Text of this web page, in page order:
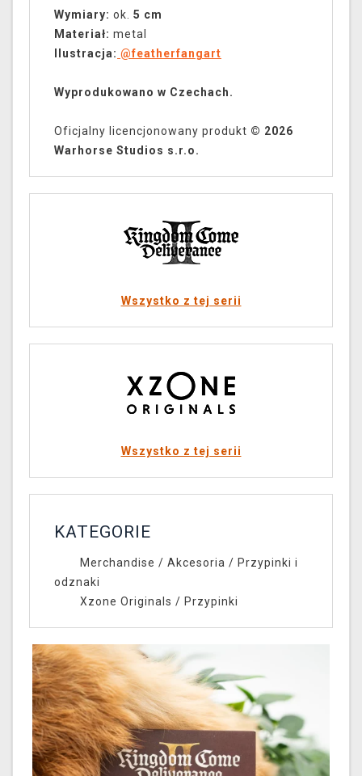
Wymiary: ok. 5 cm
Materiał: metal
Ilustracja: @featherfangart
Wyprodukowano w Czechach.
Oficjalny licencjonowany produkt © 2026
Warhorse Studios s.r.o.
Wszystko z tej serii
Wszystko z tej serii
KATEGORIE
Merchandise / Akcesoria / Przypinki i
odznaki
Xzone Originals / Przypinki